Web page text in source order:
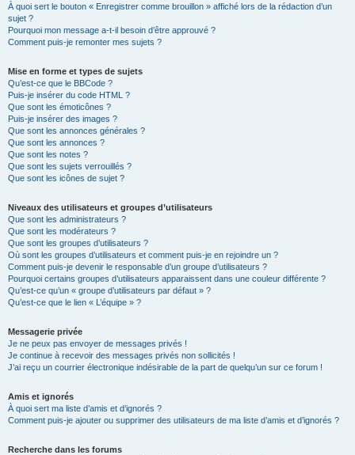
À quoi sert le bouton « Enregistrer comme brouillon » affiché lors de la rédaction d’un
sujet ?
Pourquoi mon message a-t-il besoin d’être approuvé ?
Comment puis-je remonter mes sujets ?
Mise en forme et types de sujets
Qu’est-ce que le BBCode ?
Puis-je insérer du code HTML ?
Que sont les émoticônes ?
Puis-je insérer des images ?
Que sont les annonces générales ?
Que sont les annonces ?
Que sont les notes ?
Que sont les sujets verrouillés ?
Que sont les icônes de sujet ?
Niveaux des utilisateurs et groupes d’utilisateurs
Que sont les administrateurs ?
Que sont les modérateurs ?
Que sont les groupes d’utilisateurs ?
Où sont les groupes d’utilisateurs et comment puis-je en rejoindre un ?
Comment puis-je devenir le responsable d’un groupe d’utilisateurs ?
Pourquoi certains groupes d’utilisateurs apparaissent dans une couleur différente ?
Qu’est-ce qu’un « groupe d’utilisateurs par défaut » ?
Qu’est-ce que le lien « L’équipe » ?
Messagerie privée
Je ne peux pas envoyer de messages privés !
Je continue à recevoir des messages privés non sollicités !
J’ai reçu un courrier électronique indésirable de la part de quelqu’un sur ce forum !
Amis et ignorés
À quoi sert ma liste d’amis et d’ignorés ?
Comment puis-je ajouter ou supprimer des utilisateurs de ma liste d’amis et d’ignorés ?
Recherche dans les forums